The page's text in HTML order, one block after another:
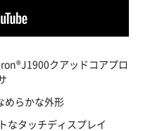
クアッドコアプロ
めらかな外形
なタッチディスプレイ